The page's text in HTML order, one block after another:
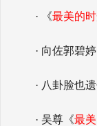
· 《最美的
· 向佐郭碧
· 八卦脸也
· 吴尊《最